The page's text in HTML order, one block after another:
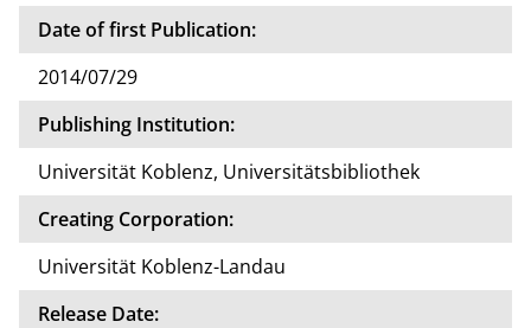
Date of first Publication:
2014/07/29
Publishing Institution:
Universität Koblenz, Universitätsbibliothek
Creating Corporation:
Universität Koblenz-Landau
Release Date: